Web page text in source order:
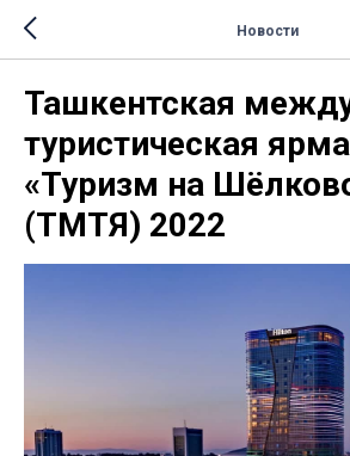
Новости
Ташкентская
туристическая
«Туризм на
(ТМТЯ) 2022